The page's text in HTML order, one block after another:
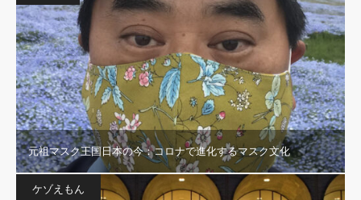
元祖マスク王国日本の今：コロナで進化するマスク文化
ケゾえもん